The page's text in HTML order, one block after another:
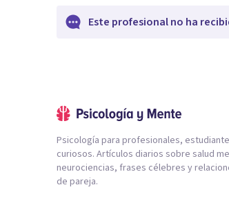
Este profesional no ha
Psicología para profesionales,
curiosos. Artículos diarios sobre salud
neurociencias, frases célebres y
de pareja.